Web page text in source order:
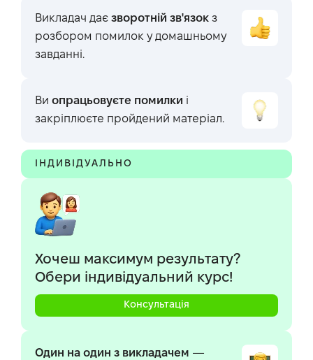
Викладач дає зворотній зв'язок з
розбором помилок у домашньому
завданні.
Ви опрацьовуєте помилки і
закріплюєте пройдений матеріал.
ІНДИВІДУАЛЬНО
Хочеш максимум результату?
Обери індивідуальний курс!
Kонсультація
Один на один з викладачем —